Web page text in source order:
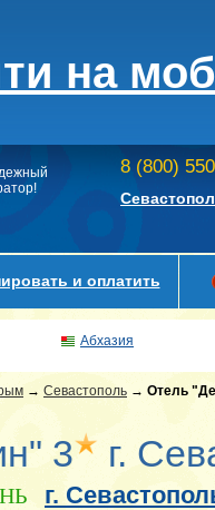
на
8 (800)
и оплатить
Абхазия
→ Севастополь → Отель
3 г.
г.